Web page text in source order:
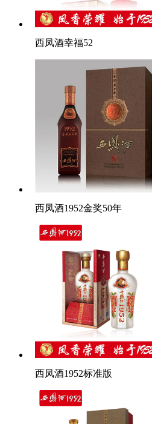
西凤酒幸福52
西凤酒1952金奖50年
西凤酒1952标准版